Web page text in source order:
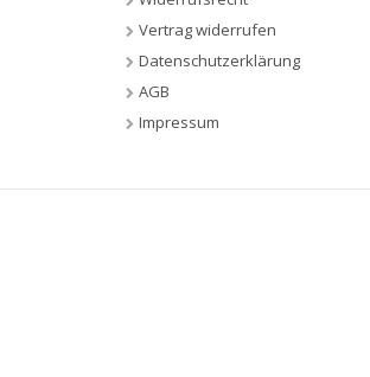
Vertrag widerrufen
Datenschutzerklärung
AGB
Impressum